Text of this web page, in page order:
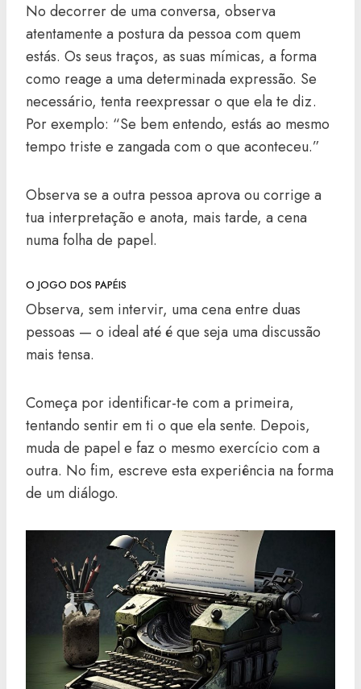
No decorrer de uma conversa, observa
atentamente a postura da pessoa com quem
estás. Os seus traços, as suas mímicas, a forma
como reage a uma determinada expressão. Se
necessário, tenta reexpressar o que ela te diz.
Por exemplo: “Se bem entendo, estás ao mesmo
tempo triste e zangada com o que aconteceu.”
Observa se a outra pessoa aprova ou corrige a
tua interpretação e anota, mais tarde, a cena
numa folha de papel.
O JOGO DOS PAPÉIS
Observa, sem intervir, uma cena entre duas
pessoas — o ideal até é que seja uma discussão
mais tensa.
Começa por identificar-te com a primeira,
tentando sentir em ti o que ela sente. Depois,
muda de papel e faz o mesmo exercício com a
outra. No fim, escreve esta experiência na forma
de um diálogo.